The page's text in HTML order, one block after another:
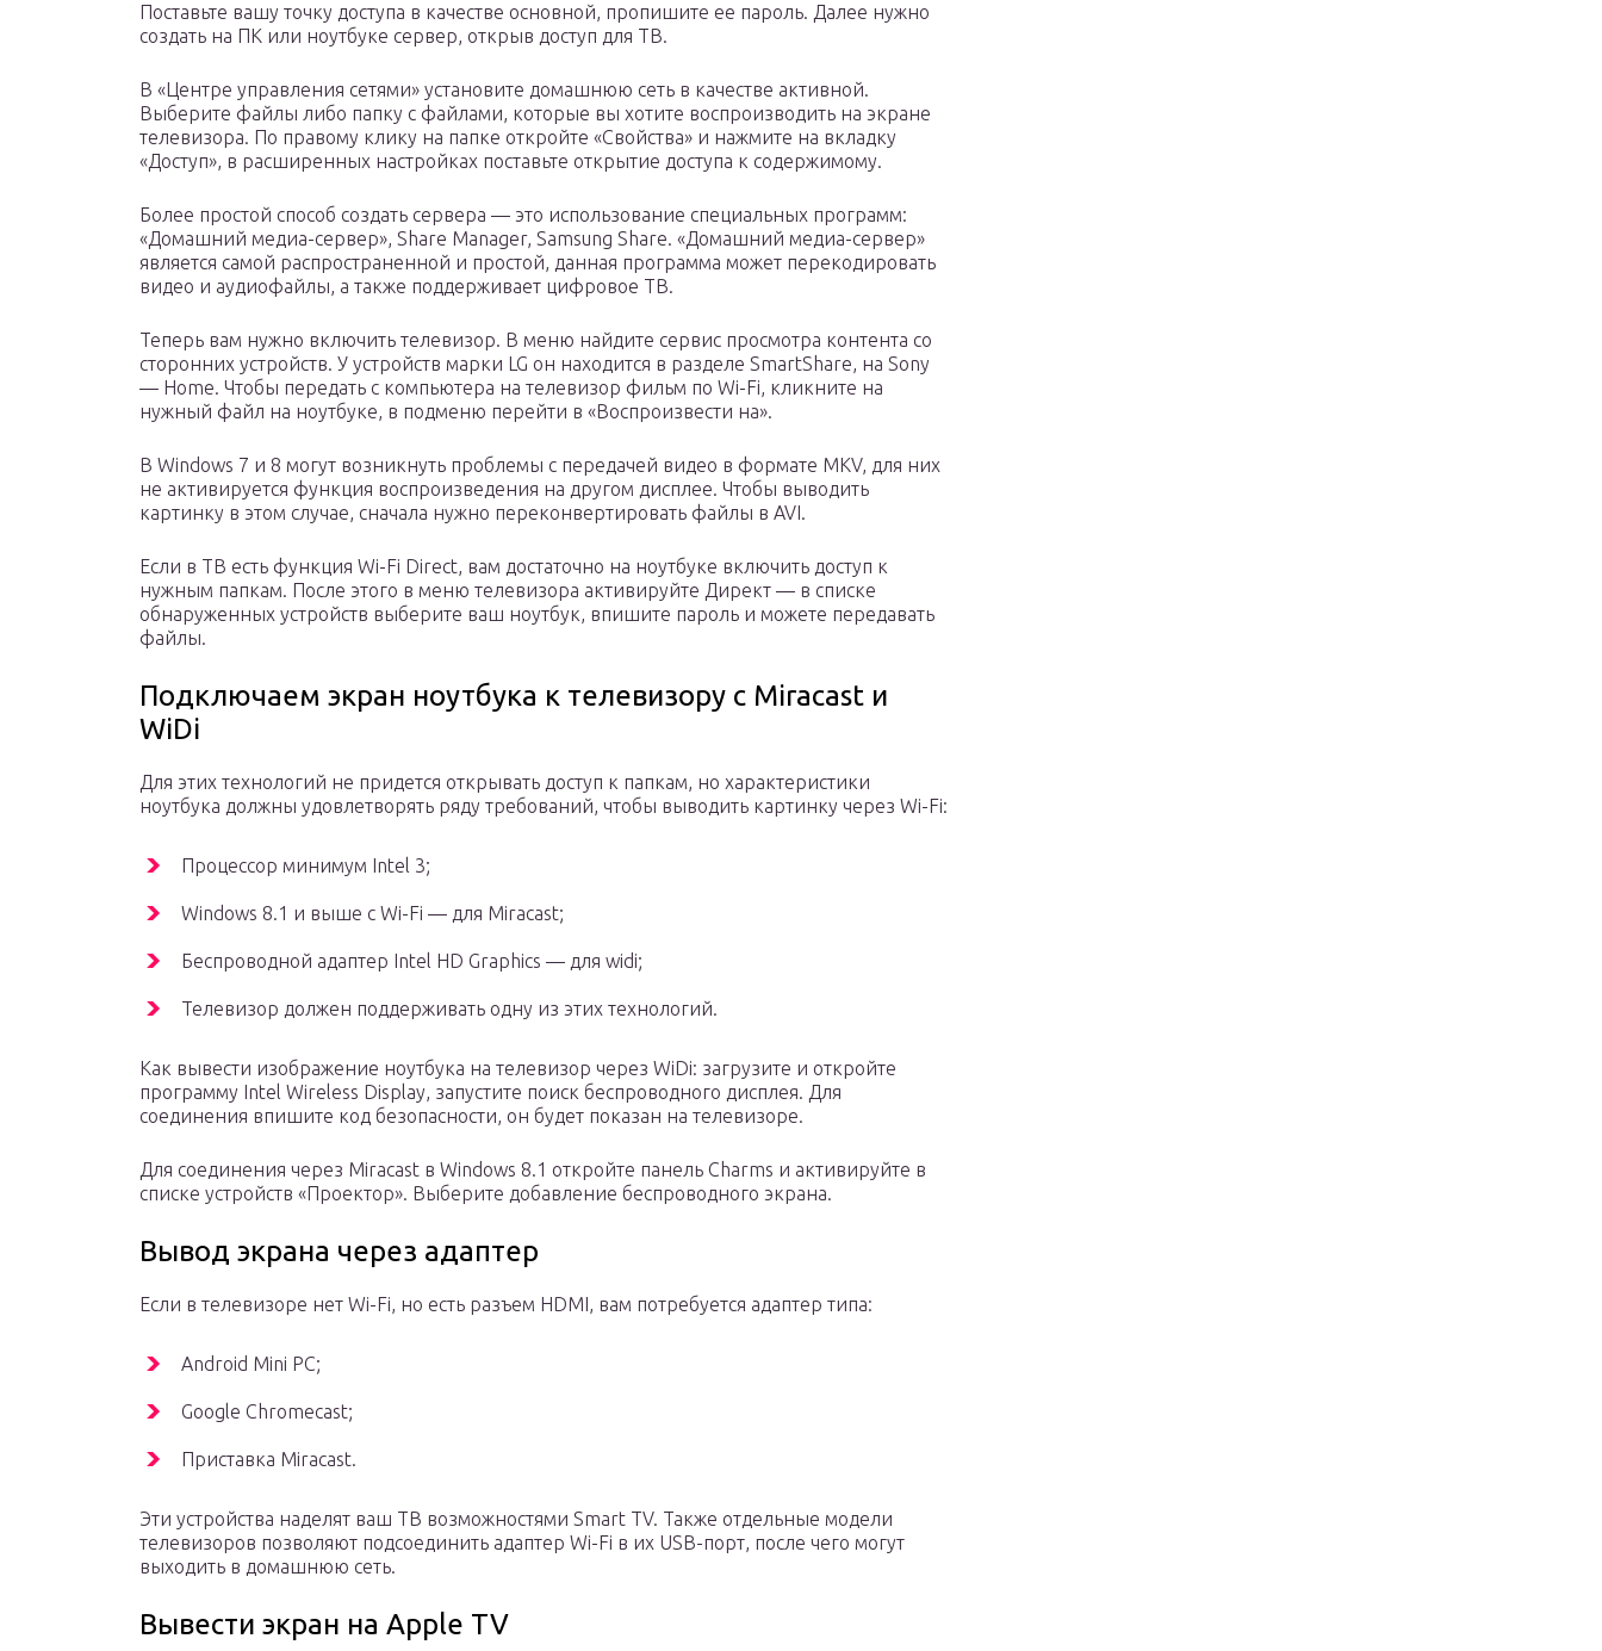
Поставьте вашу точку доступа в качестве основной, пропишите ее пароль. Далее нужно
создать на ПК или ноутбуке сервер, открыв доступ для ТВ.
В «Центре управления сетями» установите домашнюю сеть в качестве активной.
Выберите файлы либо папку с файлами, которые вы хотите воспроизводить на экране
телевизора. По правому клику на папке откройте «Свойства» и нажмите на вкладку
«Доступ», в расширенных настройках поставьте открытие доступа к содержимому.
Более простой способ создать сервера — это использование специальных программ:
«Домашний медиа-сервер», Share Manager, Samsung Share. «Домашний медиа-сервер»
является самой распространенной и простой, данная программа может перекодировать
видео и аудиофайлы, а также поддерживает цифровое ТВ.
Теперь вам нужно включить телевизор. В меню найдите сервис просмотра контента со
сторонних устройств. У устройств марки LG он находится в разделе SmartShare, на Sony
— Home. Чтобы передать с компьютера на телевизор фильм по Wi-Fi, кликните на
нужный файл на ноутбуке, в подменю перейти в «Воспроизвести на».
В Windows 7 и 8 могут возникнуть проблемы с передачей видео в формате MKV, для них
не активируется функция воспроизведения на другом дисплее. Чтобы выводить
картинку в этом случае, сначала нужно переконвертировать файлы в AVI.
Если в ТВ есть функция Wi-Fi Direct, вам достаточно на ноутбуке включить доступ к
нужным папкам. После этого в меню телевизора активируйте Директ — в списке
обнаруженных устройств выберите ваш ноутбук, впишите пароль и можете передавать
файлы.
Подключаем экран ноутбука к телевизору с Miracast и
WiDi
Для этих технологий не придется открывать доступ к папкам, но характеристики
ноутбука должны удовлетворять ряду требований, чтобы выводить картинку через Wi-Fi:
Процессор минимум Intel 3;
Windows 8.1 и выше с Wi-Fi — для Miracast;
Беспроводной адаптер Intel HD Graphics — для widi;
Телевизор должен поддерживать одну из этих технологий.
Как вывести изображение ноутбука на телевизор через WiDi: загрузите и откройте
программу Intel Wireless Display, запустите поиск беспроводного дисплея. Для
соединения впишите код безопасности, он будет показан на телевизоре.
Для соединения через Miracast в Windows 8.1 откройте панель Charms и активируйте в
списке устройств «Проектор». Выберите добавление беспроводного экрана.
Вывод экрана через адаптер
Если в телевизоре нет Wi-Fi, но есть разъем HDMI, вам потребуется адаптер типа:
Android Mini PC;
Google Chromecast;
Приставка Miracast.
Эти устройства наделят ваш ТВ возможностями Smart TV. Также отдельные модели
телевизоров позволяют подсоединить адаптер Wi-Fi в их USB-порт, после чего могут
выходить в домашнюю сеть.
Вывести экран на Apple TV